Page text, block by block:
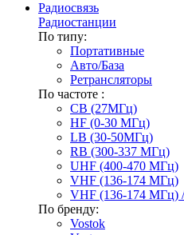
Радиосвязь
Радиостанции
По типу:
Портативные
Авто/База
Ретрансляторы
По частоте :
CB (27МГц)
HF (0-30 МГц)
LB (30-50МГц)
RB (300-337 МГц)
UHF (400-470 МГц)
VHF (136-174 МГц)
VHF (136-174 МГц)
По бренду:
Vostok